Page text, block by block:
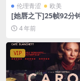
伦理青涩 欧美
[她唇之下]25帧92分
帧94分钟版本一致
r Mouth (2016)[百度
雷云盘资源1080P超
[MP4/5.6GB][中英字
机无法在线播放，请
谐压缩包（含解压密
4 年前
VIP